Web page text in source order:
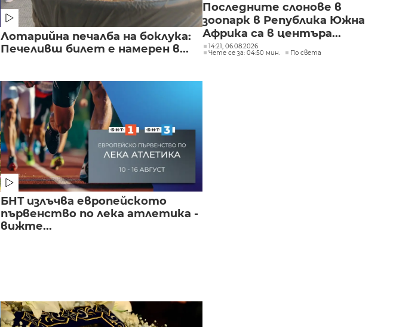
Лотарийна печалба на боклука:
Печеливш билет е намерен в...
БНТ излъчва европейското
първенство по лека атлетика -
вижте...
Последните слонове в
зоопарк в Република Южна
Африка са в центъра...
14:21, 06.08.2026
Чете се за: 04:50 мин.
По света